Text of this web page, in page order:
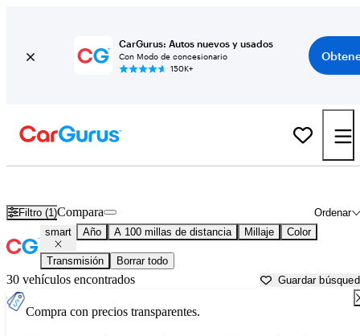
CarGurus: Autos nuevos y usados
Con Modo de concesionario
150K+
Filtro (1) Ordenar
Compara
smart Año A 100 millas de distancia Millaje Color
Transmisión Borrar todo
30 vehículos encontrados Guardar
Compra con precios transparentes.